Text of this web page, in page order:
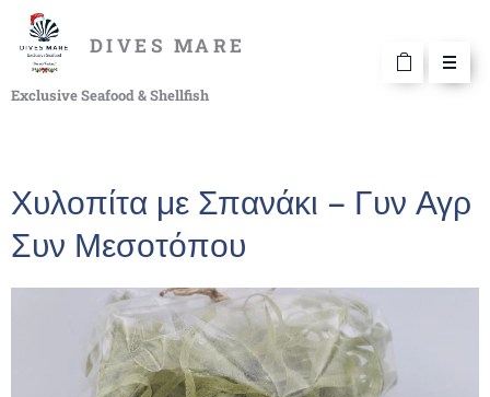
DIVES MARE
Exclusive Seafood & Shellfish
Χυλοπίτα με Σπανάκι – Γυν Αγρ
Συν Μεσοτόπου